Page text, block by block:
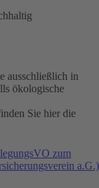
ausschließlich in
ökologische
Sie hier die
zum
a.G.)